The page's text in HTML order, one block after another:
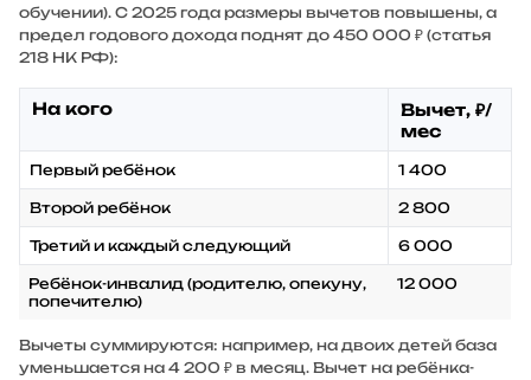
обучении). С 2025 года размеры вычетов повышены, а
предел годового дохода поднят до 450 000 ₽ (статья
218 НК РФ):
На кого
Вычет, ₽/
мес
Первый ребёнок 1 400
Второй ребёнок 2 800
Третий и каждый следующий 6 000
Ребёнок-инвалид (родителю, опекуну,
попечителю)
12 000
Вычеты суммируются: например, на двоих детей база
уменьшается на 4 200 ₽ в месяц. Вычет на ребёнка-